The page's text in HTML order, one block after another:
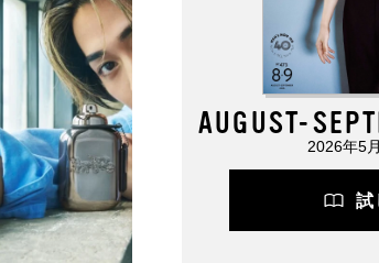
AUGUST-
2026年5
試